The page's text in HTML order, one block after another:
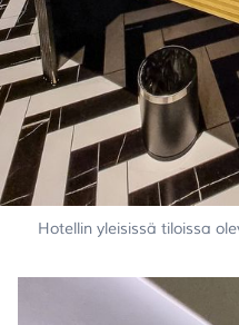
Hotellin yleisissä tiloissa